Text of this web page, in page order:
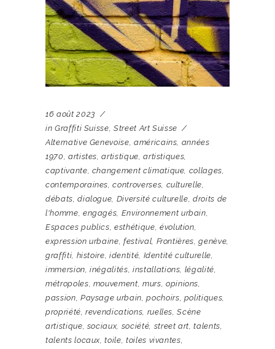
16 août 2023
in Graffiti Suisse,Street Art Suisse
Alternative Genevoise, américains, années
1970, artistes,artistique,artistiques,
captivante, changement climatique, collages,
contemporaines,controverses, culturelle,
débats,dialogue, Diversité culturelle,droits de
l'homme, engagés, Environnement urbain,
Espaces publics,esthétique, évolution,
expression urbaine,festival, Frontières,genève,
graffiti, histoire,identité, Identité culturelle,
immersion,inégalités, installations, légalité,
métropoles, mouvement, murs, opinions,
passion, Paysage urbain,pochoirs, politiques,
propriété,revendications, ruelles,Scène
artistique, sociaux, société, street art,talents,
talents locaux,toile, toiles vivantes,